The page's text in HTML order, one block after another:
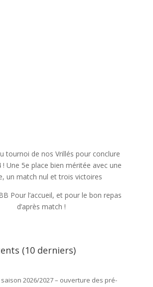
tournoi de nos Vrillés pour conclure
! Une 5e place bien méritée avec une
un match nul et trois victoires
Pour l’accueil, et pour le bon repas
d’après match !
(10 derniers)
saison 2026/2027 – ouverture des pré-